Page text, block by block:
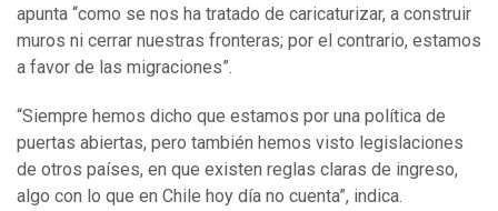
apunta “como se nos ha tratado de caricaturizar, a construir
muros ni cerrar nuestras fronteras; por el contrario, estamos
a favor de las migraciones”.
“Siempre hemos dicho que estamos por una política de
puertas abiertas, pero también hemos visto legislaciones
de otros países, en que existen reglas claras de ingreso,
algo con lo que en Chile hoy día no cuenta”, indica.